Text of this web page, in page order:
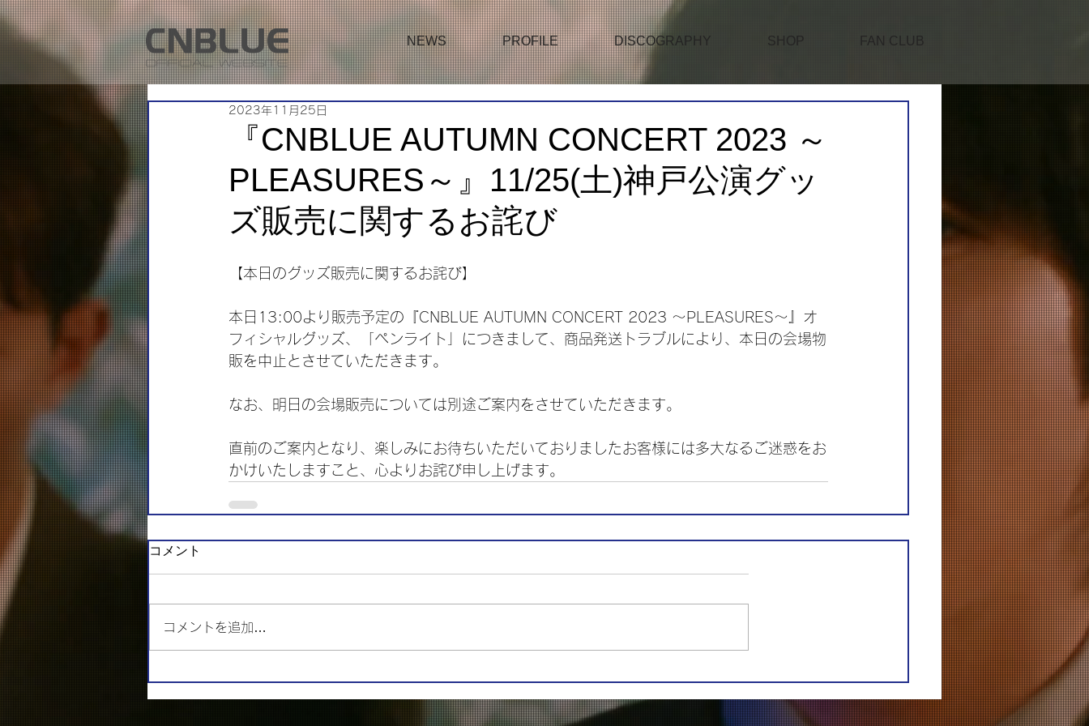
NEWS PROFILE DISCOGRAPHY SHOP FAN CLUB
『CNBLUE AUTUMN CONCERT 2023 ～
PLEASURES～』11/25(土)神戸公演グッ
ズ販売に関するお詫び
2023年11月25日
【本日のグッズ販売に関するお詫び】
本日13:00より販売予定の『CNBLUE AUTUMN CONCERT 2023 ～PLEASURES～』オ
フィシャルグッズ、「ペンライト」につきまして、商品発送トラブルにより、本日の会場物
販を中止とさせていただきます。
なお、明日の会場販売については別途ご案内をさせていただきます。
直前のご案内となり、楽しみにお待ちいただいておりましたお客様には多大なるご迷惑をお
かけいたしますこと、心よりお詫び申し上げます。
コメント
コメントを追加…